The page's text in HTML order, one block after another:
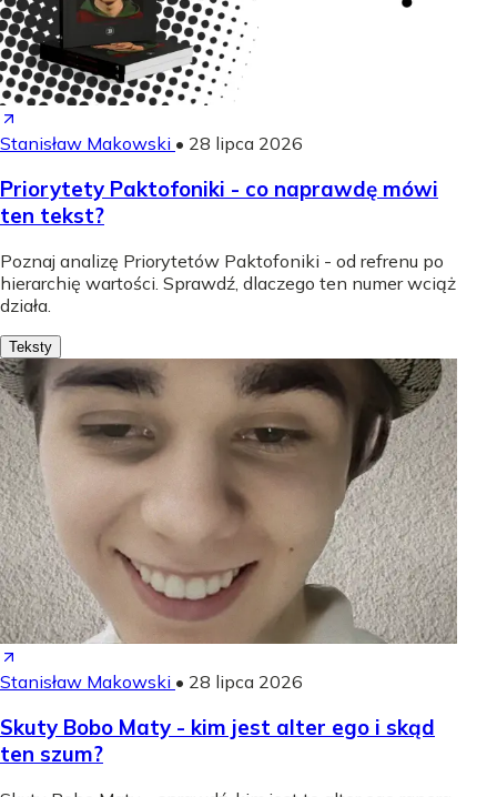
Stanisław Makowski • 28 lipca 2026
Priorytety Paktofoniki - co naprawdę mówi
ten tekst?
Poznaj analizę Priorytetów Paktofoniki - od refrenu po
hierarchię wartości. Sprawdź, dlaczego ten numer wciąż
działa.
Teksty
Stanisław Makowski • 28 lipca 2026
Skuty Bobo Maty - kim jest alter ego i skąd
ten szum?